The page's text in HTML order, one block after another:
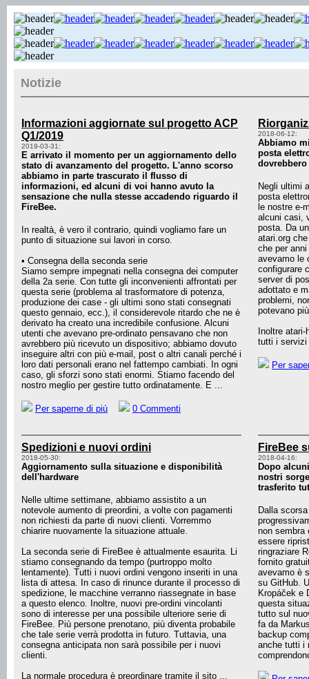
Notizie
Informazioni aggiornate sul progetto ACP
Q1/2019
2019-03-31:
E arrivato il momento per un aggiornamento dello
stato di avanzamento del progetto. L'anno scorso
abbiamo in parte trascurato il flusso di
informazioni, ed alcuni di voi hanno avuto la
sensazione che nulla stesse accadendo riguardo il
FireBee.
In realtà, è vero il contrario, quindi vogliamo fare un
punto di situazione sui lavori in corso.
• Consegna della seconda serie
Siamo sempre impegnati nella consegna dei computer
della 2a serie. Con tutte gli inconvenienti affrontati per
questa serie (problema al trasformatore di potenza,
produzione dei case - gli ultimi sono stati consegnati
questo gennaio, ecc.), il considerevole ritardo che ne è
derivato ha creato una incredibile confusione. Alcuni
utenti che avevano pre-ordinato pensavano che non
avrebbero più ricevuto un dispositivo; abbiamo dovuto
inseguire altri con più e-mail, post o altri canali perché i
loro dati personali erano nel fattempo cambiati. In ogni
caso, gli sforzi sono stati enormi. Stiamo facendo del
nostro meglio per gestire tutto ordinatamente. E ...
Per saperne di piú 0 Commenti
2018-06-12:
Abbiamo
posta
Negli ultimi
posta
le nostre e-
alcuni casi,
posta. Da
atari.org
che per
avevamo le
configurare
server di
adottato e
problemi,
potevano
Inoltre
tutti i servizi
Per
Spedizioni e nuovi ordini
2018-05-30:
Aggiornamento sulla situazione e disponibilità
dell'hardware
Nelle ultime settimane, abbiamo assistito a un
notevole aumento di preordini, a volte con pagamenti
non richiesti da parte di nuovi clienti. Vorremmo
chiarire nuovamente la situazione attuale.
La seconda serie di FireBee è attualmente esaurita. Li
stiamo consegnando da tempo (purtroppo molto
lentamente). Tutti i nuovi ordini vengono inseriti in una
lista di attesa. In caso di rinunce durante il processo di
spedizione, le macchine verranno riassegnate in base
a questo elenco. Inoltre, nuovi pre-ordini vincolanti
sono di interesse per una possibile ulteriore serie di
FireBee. Più persone prenotano, più diventa probabile
che tale serie verrà prodotta in futuro. Tuttavia, una
consegna anticipata non sarà possibile per i nuovi
clienti.
La normale procedura è preordinare tramite il sito ...
FireBee
2018-04-16:
Dopo
nostri
trasferito
Dalla
non sembra
essere
ringraziare
fornito
avevamo è
su GitHub.
Kropáček e
questa
tutto sul
fa da
backup
anche tutti i